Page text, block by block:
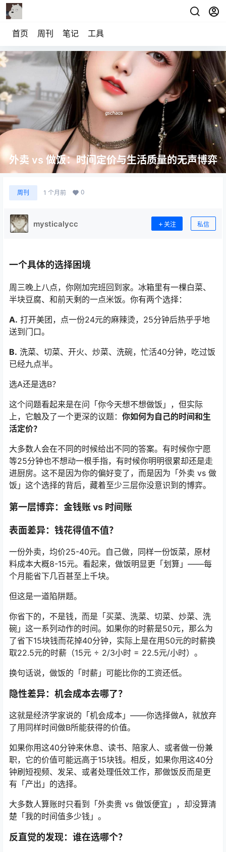
首页 周刊 笔记 工具
外卖 vs 做饭：时间定价与生活质量的无声博弈
周刊 1 个月前 0
mysticalycc 关注 私信
一个具体的选择困境
周三晚上八点，你刚加完班回到家。冰箱里有一棵白菜、
半块豆腐、和前天剩的一点米饭。你有两个选择：
A. 打开美团，点一份24元的麻辣烫，25分钟后热乎乎地
送到门口。
B. 洗菜、切菜、开火、炒菜、洗碗，忙活40分钟，吃过饭
已经九点半。
选A还是选B？
这个问题看起来是在问「你今天想不想做饭」，但实际
上，它触及了一个更深的议题： 你如何为自己的时间和生
活定价？
大多数人会在不同的时候给出不同的答案。有时候你宁愿
等25分钟也不想动一根手指，有时候你明明很累却还是走
进厨房。这不是因为你的偏好变了，而是因为「外卖 vs 做
饭」这个选择的背后，藏着至少三层你没意识到的博弈。
第一层博弈：金钱账 vs 时间账
表面差异：钱花得值不值？
一份外卖，均价25-40元。自己做，同样一份饭菜，原材
料成本大概8-15元。看起来，做饭明显更「划算」——每
个月能省下几百甚至上千块。
但这是一道陷阱题。
你省下的，不是钱，而是「买菜、洗菜、切菜、炒菜、洗
碗」这一系列动作的时间。如果你的时薪是50元，那么为
了省下15块钱而花掉40分钟，实际上是在用50元的时薪换
取22.5元的时薪（15元 ÷ 2/3小时 = 22.5元/小时）。
换句话说，做饭的「时薪」可能比你的工资还低。
隐性差异：机会成本去哪了？
这就是经济学家说的「机会成本」——你选择做A，就放弃
了用同样时间做B所能获得的价值。
如果你用这40分钟来休息、读书、陪家人、或者做一份兼
职，它的价值可能远高于15块钱。相反，如果你用这40分
钟刷短视频、发呆、或者处理低效工作，那做饭反而是更
有「产出」的选择。
大多数人算账时只看到「外卖贵 vs 做饭便宜」，却没算清
楚「我的时间值多少钱」。
反直觉的发现：谁在选哪个？